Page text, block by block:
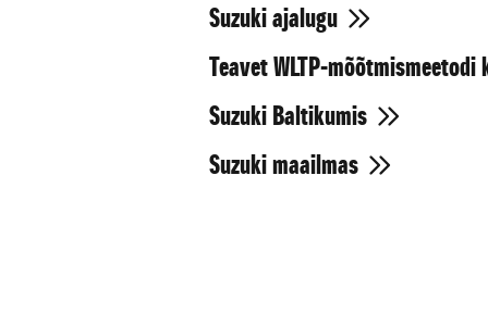
Suzuki ajalugu
Teavet WLTP-mõõtmismeetodi
Suzuki Baltikumis
Suzuki maailmas